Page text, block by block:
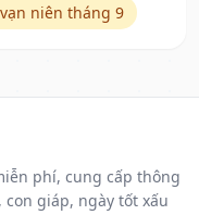
niên tháng 9
phí, cung cấp thông
giáp, ngày tốt xấu